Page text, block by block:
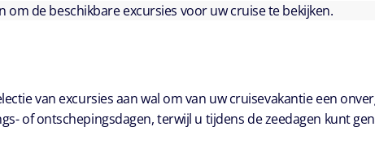
om de beschikbare excursies voor uw cruise te bekijken.
van excursies aan wal om van uw cruisevakantie een
of ontschepingsdagen, terwijl u tijdens de zeedagen kunt